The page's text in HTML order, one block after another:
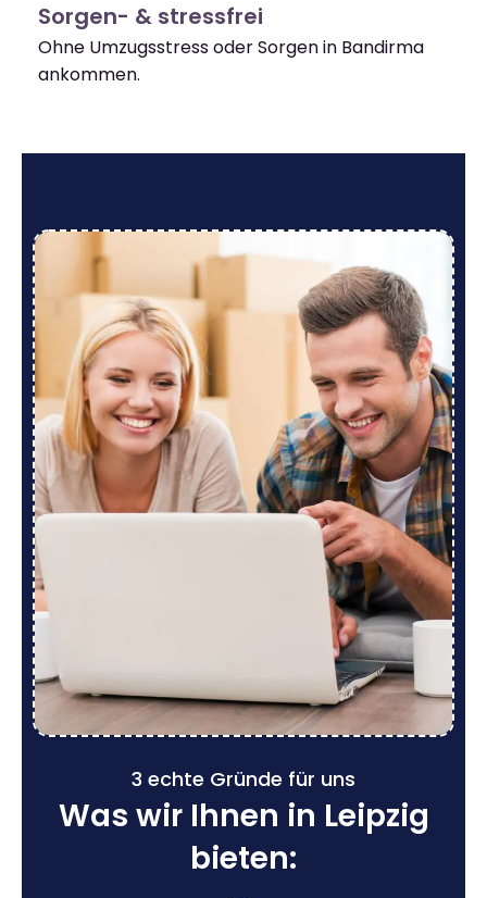
Sorgen- & stressfrei
Ohne Umzugsstress oder Sorgen in Bandirma
ankommen.
3 echte Gründe für uns
Was wir Ihnen in Leipzig
bieten: